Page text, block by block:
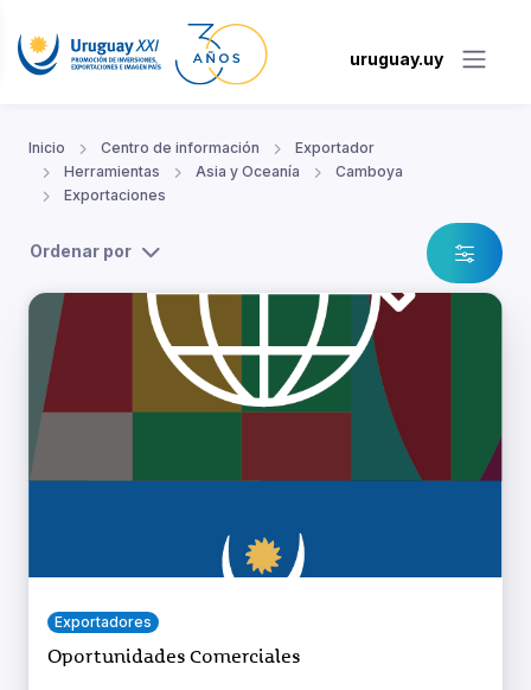
uruguay.uy
Inicio Centro de información
Exportador
Herramientas
Asia y Oceanía
Camboya
Exportaciones
Ordenar por
Exportadores
Oportunidades Comerciales